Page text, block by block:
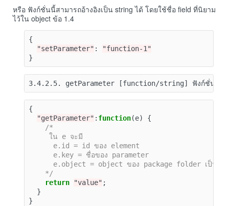
หรือ ฟังก์ชั่นนี้สามารถอ้างอิงเป็น string ได้ โดยใช้ชื่อ field ที่นิยาม
ไว้ใน object ข้อ 1.4
{
"setParameter" :
"function-1"
}
3.4.2.5. getParameter [function/string] ฟังก์ชั่นนี้จะถูก
{
"getParameter" : function(e)
{
/*
     ใน e จะมี
      e.id = id ของ element
      e.key = ชื่อของ parameter
e.object = object ของ package folder เป็น
    */
return
"value" ;
}
}